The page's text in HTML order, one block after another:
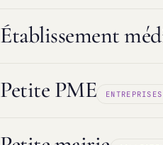
Établissement
Logiciel ESMS & DUI Protection
Petite PME